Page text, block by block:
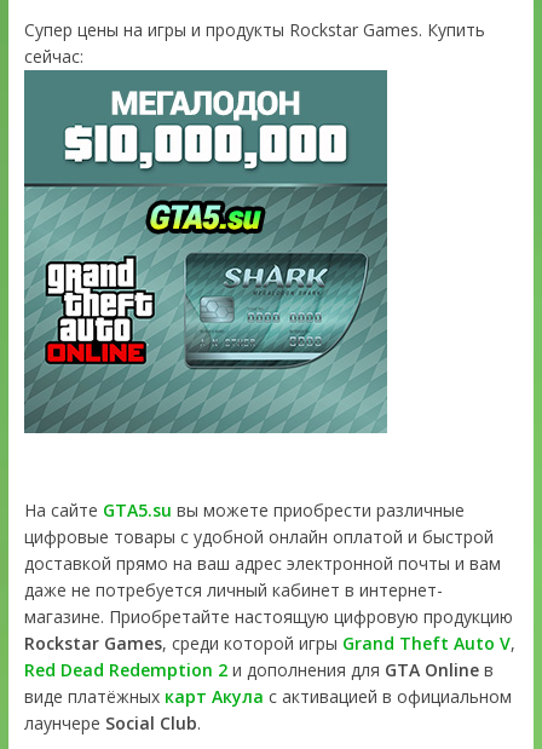
Супер цены на игры и продукты Rockstar Games. Купить
сейчас:
На сайте GTA5.su вы можете приобрести различные
цифровые товары с удобной онлайн оплатой и быстрой
доставкой прямо на ваш адрес электронной почты и вам
даже не потребуется личный кабинет в интернет-
магазине. Приобретайте настоящую цифровую продукцию
Rockstar Games, среди которой игры Grand Theft Auto V,
Red Dead Redemption 2и дополнения для GTA Onlineв
виде платёжных карт Акула с активацией в официальном
лаунчере Social Club.